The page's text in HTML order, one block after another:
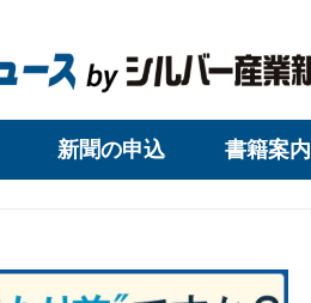
新聞の申込 書籍案内